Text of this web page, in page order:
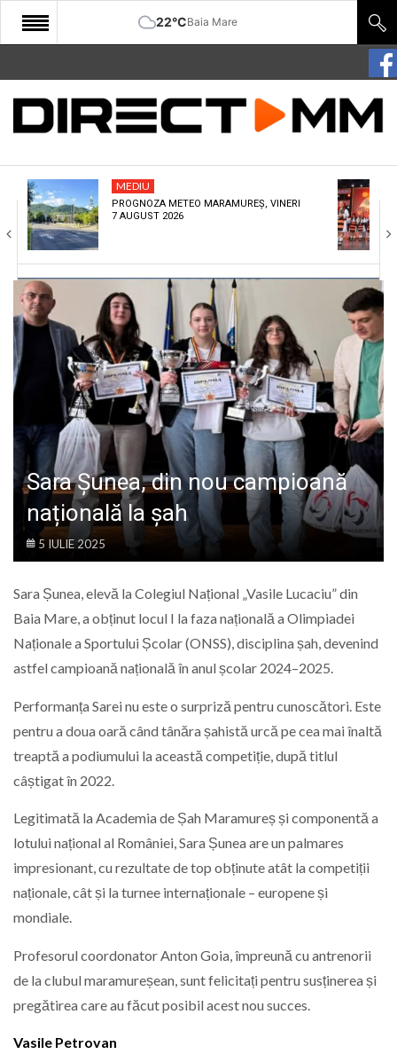
22°CBaia Mare
START
COMUNITATE
CULTURA
ECONOMIE
SANATATE
SPORT
SPECIAL
POLITIC
MEDIU
PROGNOZA METEO MARAMUREȘ, VINERI
7 AUGUST 2026
Sara Șunea, din nou campioană
națională la șah
5 IULIE 2025
Sara Șunea, elevă la Colegiul Național „Vasile Lucaciu” din
Baia Mare, a obținut locul I la faza națională a Olimpiadei
Naționale a Sportului Școlar (ONSS), disciplina șah, devenind
astfel campioană națională în anul școlar 2024–2025.
Performanța Sarei nu este o surpriză pentru cunoscători. Este
pentru a doua oară când tânăra șahistă urcă pe cea mai înaltă
treaptă a podiumului la această competiție, după titlul
câștigat în 2022.
Legitimată la Academia de Șah Maramureș și componentă a
lotului național al României, Sara Șunea are un palmares
impresionant, cu rezultate de top obținute atât la competiții
naționale, cât și la turnee internaționale – europene și
mondiale.
Profesorul coordonator Anton Goia, împreună cu antrenorii
de la clubul maramureșean, sunt felicitați pentru susținerea și
pregătirea care au făcut posibil acest nou succes.
Vasile Petrovan